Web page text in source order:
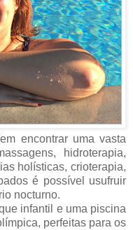
encontrar uma vasta
hidroterapia,
holísticas, crioterapia,
é possível usufruir
nocturno.
infantil e uma piscina
perfeitas para os